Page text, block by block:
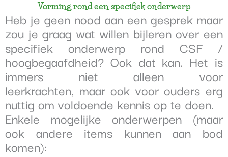
Vorming rond een specifiek onderwerp
Heb je geen nood aan een gesprek maar
zou je graag wat willen bijleren over een
specifiek onderwerp rond CSF /
hoogbegaafdheid? Ook dat kan. Het is
immers niet alleen voor
leerkrachten, maar ook voor ouders erg
nuttig om voldoende kennis op te doen.
Enkele mogelijke onderwerpen (maar
ook andere items kunnen aan bod
komen):